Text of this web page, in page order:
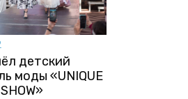
детский
моды «UNIQUE